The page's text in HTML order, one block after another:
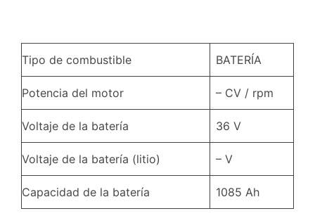
Tipo de combustible BATERÍA
Potencia del motor – CV / rpm
Voltaje de la batería 36 V
Voltaje de la batería (litio) – V
Capacidad de la batería 1085 Ah